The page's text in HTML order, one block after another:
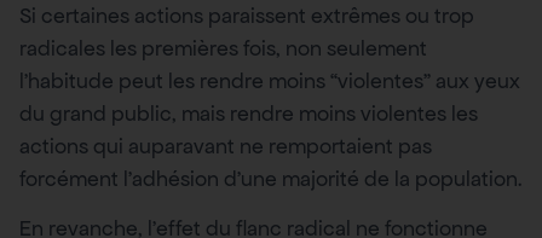
Si certaines actions paraissent extrêmes ou trop
radicales les premières fois, non seulement
l’habitude peut les rendre moins “violentes” aux yeux
du grand public, mais rendre moins violentes les
actions qui auparavant ne remportaient pas
forcément l’adhésion d’une majorité de la population.
En revanche, l’effet du flanc radical ne fonctionne